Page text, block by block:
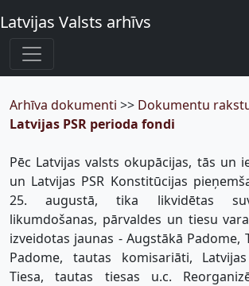
Latvijas Valsts arhīvs
Arhīva dokumenti >> Dokumentu
Latvijas PSR perioda fondi
Pēc Latvijas valsts okupācijas, tās un
un Latvijas PSR Konstitūcijas
25. augustā, tika likvidētas
likumdošanas, pārvaldes un tiesu
izveidotas jaunas - Augstākā Padome,
Padome, tautas komisariāti,
Tiesa, tautas tiesas u.c.